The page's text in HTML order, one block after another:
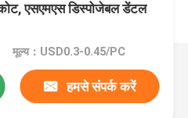
एसएमएस डिस्पोजेबल डेंटल
मूल्य：USD0.3-0.45/PC
हमसे संपर्क करें